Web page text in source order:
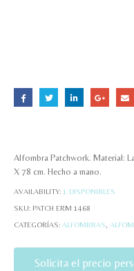
Alfombra Patchwork. Material:
X 78 cm. Hecho a mano.
AVAILABILITY: 1 DISPONIBLES
SKU: PATCH ERM 1468
CATEGORÍAS: ALFOMBRAS
Solicita el precio